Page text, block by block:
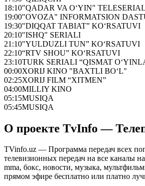
18:10"QADAR VA O‘YIN"
19:00"OVOZA" INFORMATSION
19:30"DIQQAT TABIAT” KO‘RSATUVI
20:10"ISHQ" SERIALI
21:10"YULDUZLI TUN” KO‘RSATUVI
22:10“RTV SHOU” KO‘RSATUVI
23:10TURK SERIALI “QISMAT
00:00XORIJ KINO "BAXTLI BO‘L"
02:25XORIJ FILM “XITMEN”
04:00MILLIY KINO
05:15MUSIQA
05:45MUSIQA
О проекте TvInfo —
TVinfo.uz — Программа передач всех
телевизионных передач на все каналы
mma, бокс, новости, музыка,
прямом эфире бесплатно или платно